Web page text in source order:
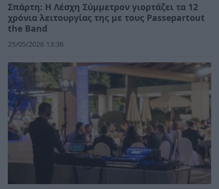
Σπάρτη: Η Λέσχη Σύμμετρον γιορτάζει τα 12
χρόνια λειτουργίας της με τους Passepartout
the Band
25/05/2026 13:36